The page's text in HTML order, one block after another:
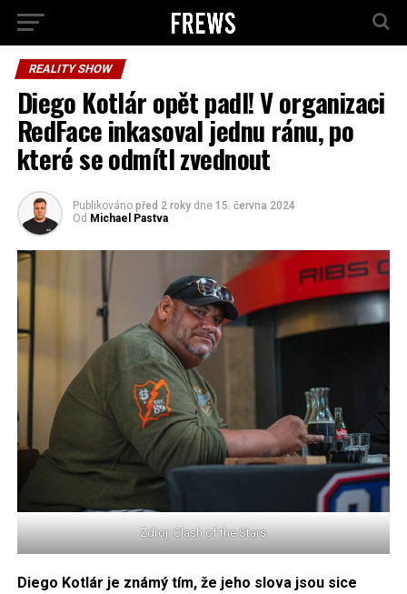
REALITY SHOW
Diego Kotlár opět padl! V organizaci
RedFace inkasoval jednu ránu, po
které se odmítl zvednout
Publikováno před 2 roky dne 15. června 2024
Od Michael Pastva
Zdroj: Clash of the Stars
Diego Kotlár je známý tím, že jeho slova jsou sice